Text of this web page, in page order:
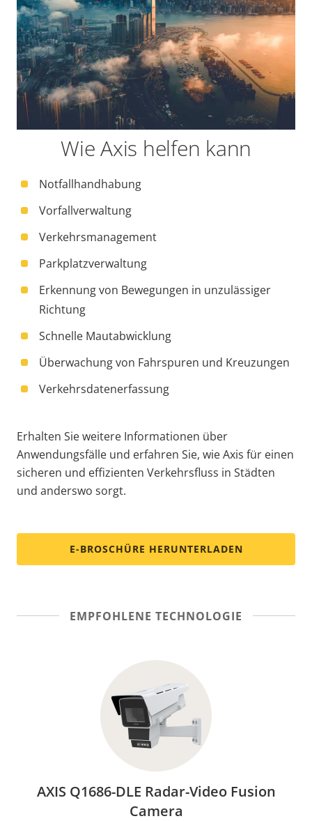
Wie Axis helfen kann
Notfallhandhabung
Vorfallverwaltung
Verkehrsmanagement
Parkplatzverwaltung
Erkennung von Bewegungen in unzulässiger
Richtung
Schnelle Mautabwicklung
Überwachung von Fahrspuren und Kreuzungen
Verkehrsdatenerfassung
Erhalten Sie weitere Informationen über
Anwendungsfälle und erfahren Sie, wie Axis für einen
sicheren und effizienten Verkehrsfluss in Städten
und anderswo sorgt.
E-BROSCHÜRE HERUNTERLADEN
EMPFOHLENE TECHNOLOGIE
AXIS Q1686-DLE Radar-Video Fusion
Camera